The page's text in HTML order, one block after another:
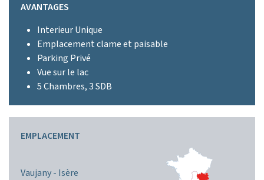
AVANTAGES
Interieur Unique
Emplacement clame et paisable
Parking Privé
Vue sur le lac
5 Chambres, 3 SDB
EMPLACEMENT
Vaujany - Isère